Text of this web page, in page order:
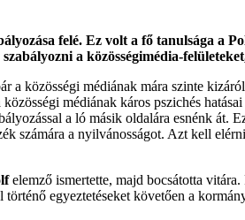
felé. Ez volt a fő tanulsága
a közösségimédia-
a közösségi médiának mára szinte
médiának káros pszichés
a ló másik oldalára esnénk át.
számára a nyilvánosságot. Azt kell
elemző ismertette, majd bocsátotta
egyeztetéseket követően a